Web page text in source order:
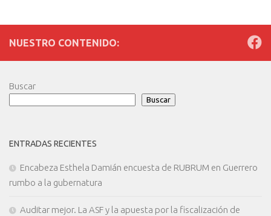
NUESTRO CONTENIDO:
Buscar
Buscar
ENTRADAS RECIENTES
Encabeza Esthela Damián encuesta de RUBRUM en Guerrero
rumbo a la gubernatura
Auditar mejor. La ASF y la apuesta por la fiscalización de